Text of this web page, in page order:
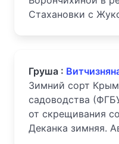
Стахановки с
Груша :
Зимний сорт
садоводства
от скрещивания
Деканка зимняя.